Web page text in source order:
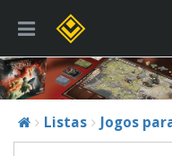
Listas Jogos